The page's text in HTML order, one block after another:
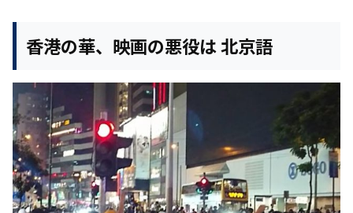
香港の華、映画の悪役は 北京語